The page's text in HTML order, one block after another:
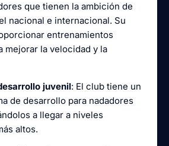
que tienen la ambición de
nacional e internacional. Su
entrenamientos
mejorar la velocidad y la
juvenil: El club tiene un
de desarrollo para nadadores
a llegar a niveles
altos.